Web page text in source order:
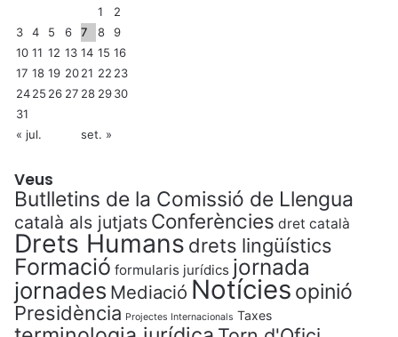
1
2
3
4 5 6 7 8
9
10 11 12 13 14 15 16
17 18 19 2021 22 23
2425 26 27 28 2930
31
« jul.
set. »
Veus
Butlletins de la Comissió de Llengua
català als jutjats Conferències dret català
Drets Humans drets lingüístics
Formació formularis jurídics jornada
jornades Mediació Notícies opinió
Presidència Projectes Internacionals Taxes